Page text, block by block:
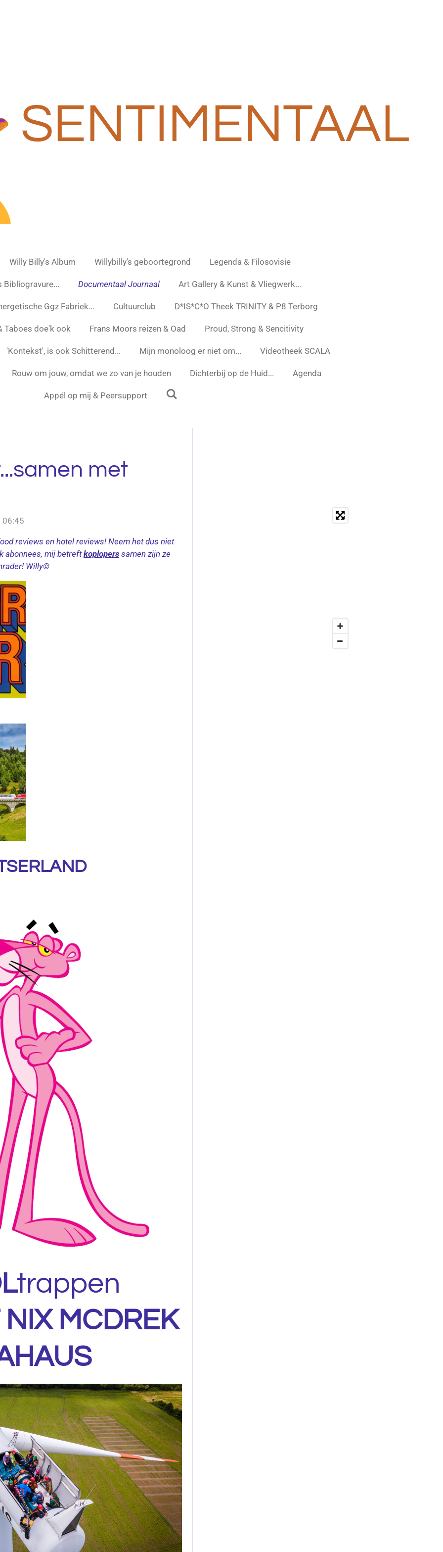
SENTIMENTAAL
Willy Billy's Album Willybilly's geboortegrond Legenda & Filosovisie
Bibliogravure... Documentaal Journaal Art Gallery & Kunst & Vliegwerk...
Ggz Fabriek... Cultuurclub D*IS*C*O Theek TRINITY & P8 Terborg
Taboes doe'k ook Frans Moors reizen & Oad Proud, Strong & Sencitivity
'Kontekst', is ook Schitterend... Mijn monoloog er niet om... Videotheek SCALA
Rouw om jouw, omdat we zo van je houden Dichterbij op de Huid... Agenda
Appél op mij & Peersupport
met
06:45
reviews en hotel reviews! Neem het dus niet
abonnees, mij betreftkoplopers samen zijn ze
Willy©
trappen
MCDREK